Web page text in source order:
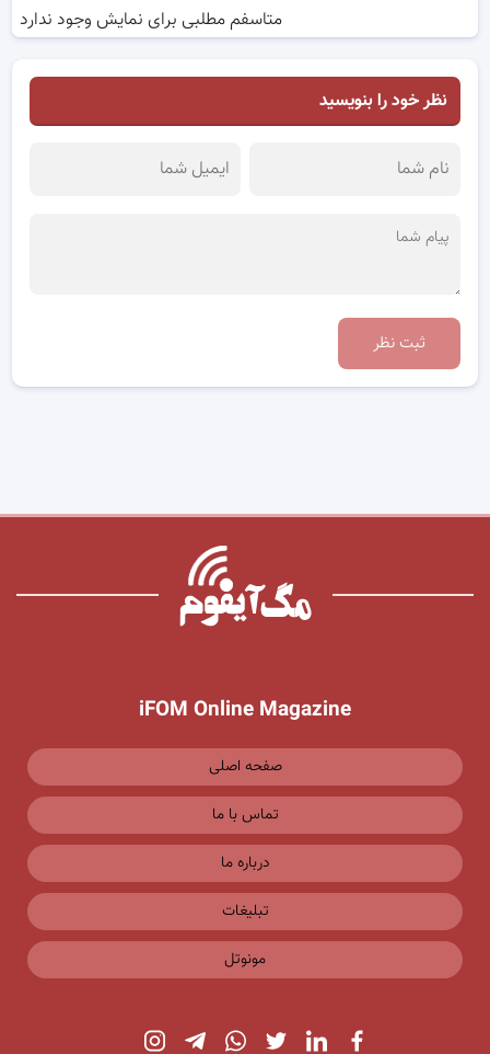
متاسفم مطلبی برای نمایش وجود ندارد
نظر خود را بنویسید
ثبت نظر
iFOM Online Magazine
صفحه اصلی
تماس با ما
درباره ما
تبلیغات
مونوتل